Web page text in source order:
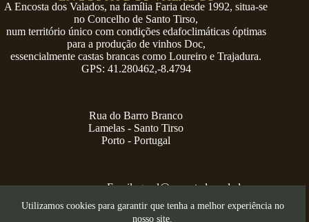
Utilizamos cookies para garantir que tenha a melhor experiência no
nosso site.
A Encosta dos Valados, na família Faria desde 1992, situa-se
no Concelho de Santo Tirso,
num território único com condições edafoclimáticas óptimas
para a produção de vinhos Doc,
essencialmente castas brancas como Loureiro e Trajadura.
GPS: 41.280462,-8.4794
Rua do Barro Branco
Lamelas - Santo Tirso
Porto - Portugal
Email:geral@encostadosvalados.com
+351 914 729 624
Copyright © 2026 – Serra dos Valados